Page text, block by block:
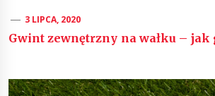
3 LIPCA, 2020
Gwint zewnętrzny na wałku – jak
Nawigacja